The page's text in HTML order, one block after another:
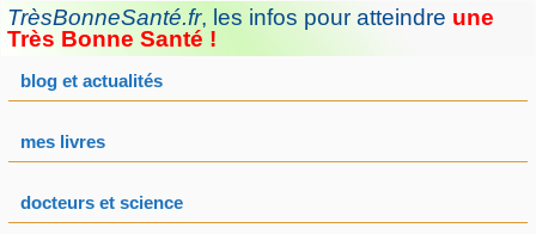
Aller
au
TrèsBonneSanté.fr, les infos pour atteindre une
Très Bonne Santé !
blog et actualités
mes livres
docteurs et science